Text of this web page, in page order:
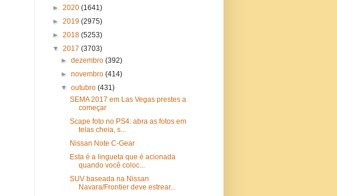
► 2020 (1641)
► 2019 (2975)
► 2018 (5253)
▼ 2017 (3703)
►dezembro(392)
►novembro(414)
▼outubro(431)
SEMA 2017 em Las Vegas prestes a
começar
Scape foto no PS4: abra as fotos em
telas cheia, s...
Nissan Note C-Gear
Esta é a lingueta que é acionada
quando você coloc...
SUV baseada na Nissan
Navara/Frontier deve estrear...